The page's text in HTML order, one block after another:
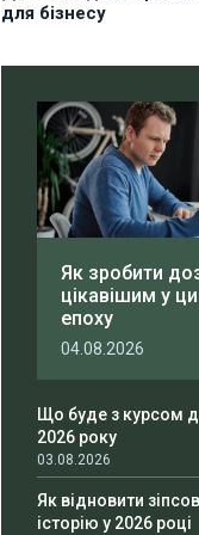
для бізнесу
Як зробити
цікавішим у
епоху
04.08.2026
Що буде з курсом
2026 року
03.08.2026
Як відновити
історію у 2026 році